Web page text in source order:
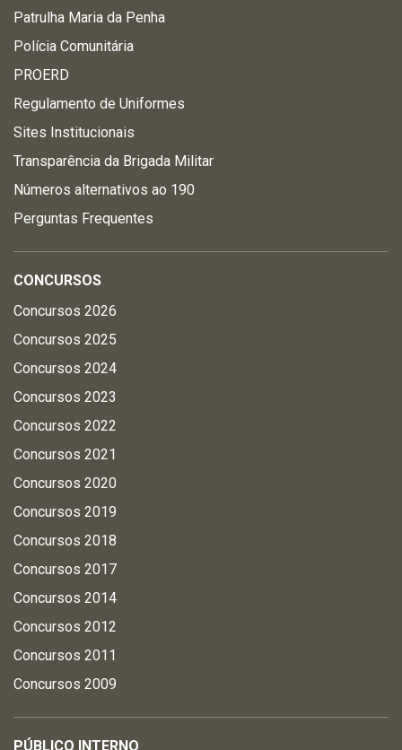
Patrulha Maria da Penha
Polícia Comunitária
PROERD
Regulamento de Uniformes
Sites Institucionais
Transparência da Brigada Militar
Números alternativos ao 190
Perguntas Frequentes
CONCURSOS
Concursos 2026
Concursos 2025
Concursos 2024
Concursos 2023
Concursos 2022
Concursos 2021
Concursos 2020
Concursos 2019
Concursos 2018
Concursos 2017
Concursos 2014
Concursos 2012
Concursos 2011
Concursos 2009
PÚBLICO INTERNO